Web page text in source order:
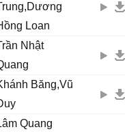
Loan
Nhật
Băng,Vũ
Quang